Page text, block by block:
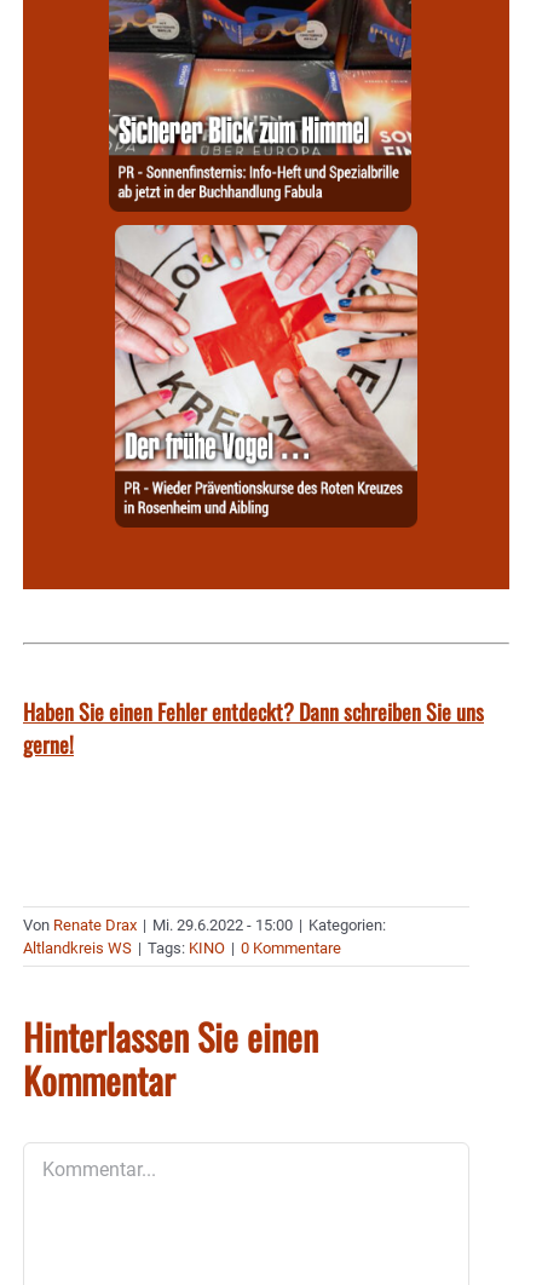
Haben Sie einen Fehler entdeckt? Dann schreiben Sie uns
gerne!
Von Renate Drax | Mi. 29.6.2022 - 15:00 | Kategorien:
Altlandkreis WS | Tags: KINO | 0 Kommentare
Hinterlassen Sie einen
Kommentar